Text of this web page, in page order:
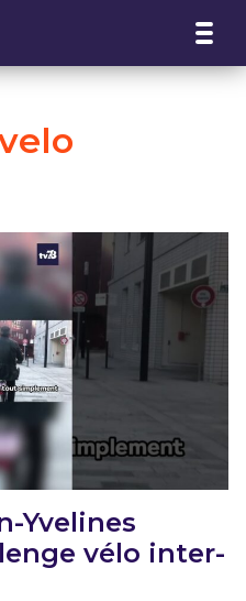
Yvelines
vélo inter-